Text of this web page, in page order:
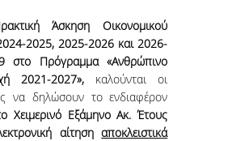
Άσκηση Οικονομικού
2025, 2025-2026 και 2026-
στο Πρόγραμμα «Ανθρώπινο
2021-2027», καλούνται οι
να δηλώσουν το ενδιαφέρον
Χειμερινό Εξάμηνο Ακ. Έτους
αίτηση αποκλειστικά